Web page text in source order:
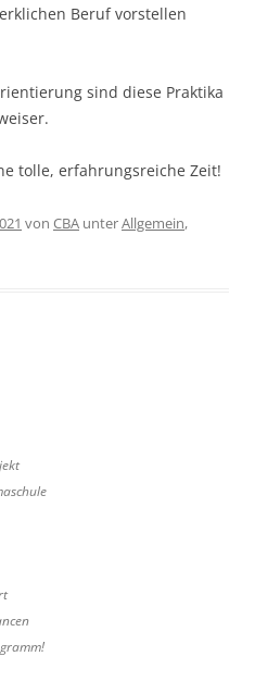
Beruf vorstellen
sind diese Praktika
tolle, erfahrungsreiche Zeit!
von CBA unterAllgemein,